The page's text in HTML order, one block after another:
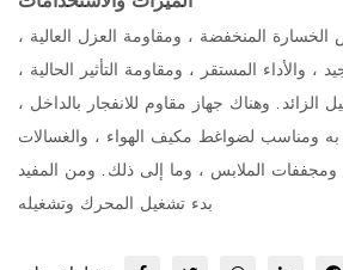
الخسارة المنخفضة ، ومقاومة العزل العالية ،
، والأداء المستقر ، ومقاومة التأثير الحالية ،
الزائد. وهناك جهاز مقاوم للانفجار بالداخل ،
به ومناسب لضواغط مكيف الهواء ، والغسالات
، ومجففات الملابس ، وما إلى ذلك. ومن المفيد
بدء تشغيل المحرك وتشغيله